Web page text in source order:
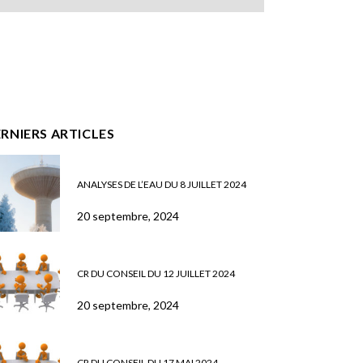
ARTICLES
ANALYSES DE L’EAU DU 8 JUILLET 2024
20 septembre, 2024
CR DU CONSEIL DU 12 JUILLET 2024
20 septembre, 2024